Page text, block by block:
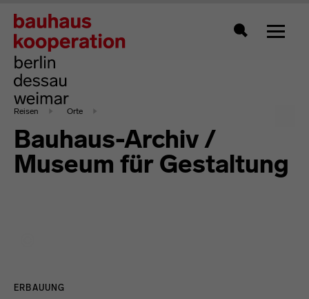
Zeigt
Reisen Orte
Bauhaus-Archiv /
Museum für Gestaltung
ERBAUUNG